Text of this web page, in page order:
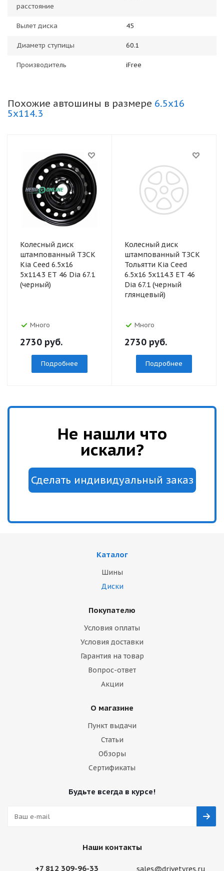
расстояние
Вылет диска 45
Диаметр ступицы 60.1
Производитель iFree
Похожие автошины в размере 6.5x16
5x114.3
Колесный диск
штампованный ТЗСК
Kia Ceed 6.5x16
5x114.3 ET 46 Dia 67.1
(черный)
Много
2730 руб.
Подробнее
Колесный диск
штампованный ТЗСК
Тольятти Kia Ceed
6.5x16 5x114.3 ET 46
Dia 67.1 (черный
глянцевый)
Много
2730 руб.
Подробнее
Не нашли что
искали?
Каталог
Шины
Диски
Покупателю
Условия оплаты
Условия доставки
Гарантия на товар
Вопрос-ответ
Акции
О магазине
Пункт выдачи
Статьи
Обзоры
Сертификаты
Будьте всегда в курсе!
Наши контакты
+7 812 309-96-33 sales@drivetyres.ru